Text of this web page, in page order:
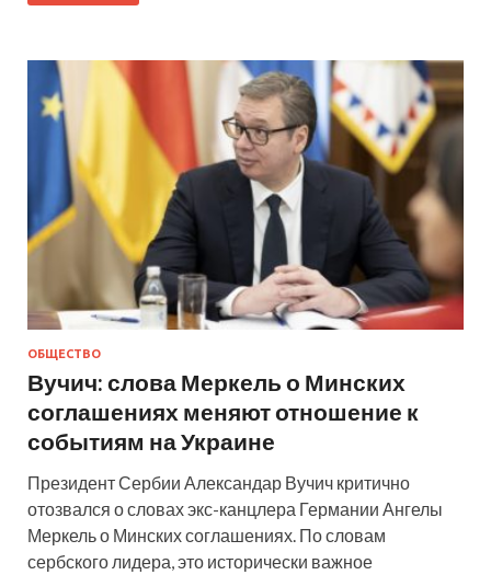
ОБЩЕСТВО
Вучич: слова Меркель о Минских
соглашениях меняют отношение к
событиям на Украине
Президент Сербии Александар Вучич критично
отозвался о словах экс-канцлера Германии Ангелы
Меркель о Минских соглашениях. По словам
сербского лидера, это исторически важное